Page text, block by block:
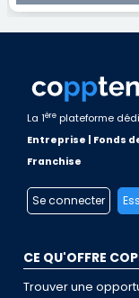
La 1ère plateforme
Entreprise | Fonds
Franchise
Se connecter
CE QU'OFFRE
Trouver une